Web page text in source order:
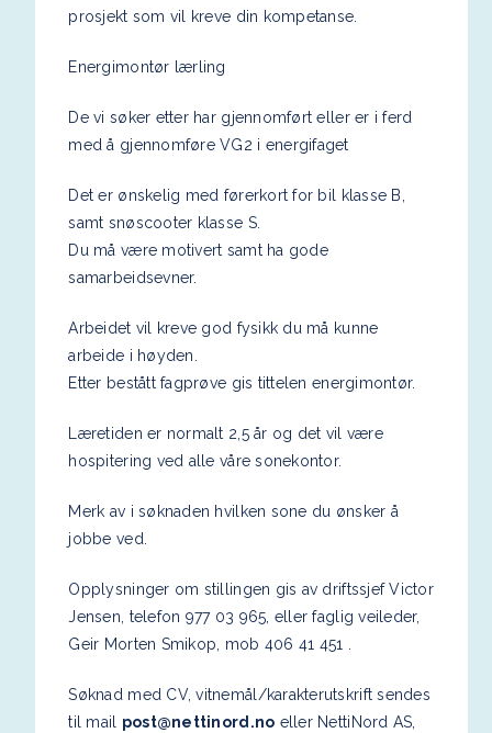
prosjekt som vil kreve din kompetanse.
Energimontør lærling
De vi søker etter har gjennomført eller er i ferd
med å gjennomføre VG2 i energifaget
Det er ønskelig med førerkort for bil klasse B,
samt snøscooter klasse S.
Du må være motivert samt ha gode
samarbeidsevner.
Arbeidet vil kreve god fysikk du må kunne
arbeide i høyden.
Etter bestått fagprøve gis tittelen energimontør.
Læretiden er normalt 2,5 år og det vil være
hospitering ved alle våre sonekontor.
Merk av i søknaden hvilken sone du ønsker å
jobbe ved.
Opplysninger om stillingen gis av driftssjef Victor
Jensen, telefon 977 03 965, eller faglig veileder,
Geir Morten Smikop, mob 406 41 451 .
Søknad med CV, vitnemål/karakterutskrift sendes
til mail post@nettinord.no eller NettiNord AS,